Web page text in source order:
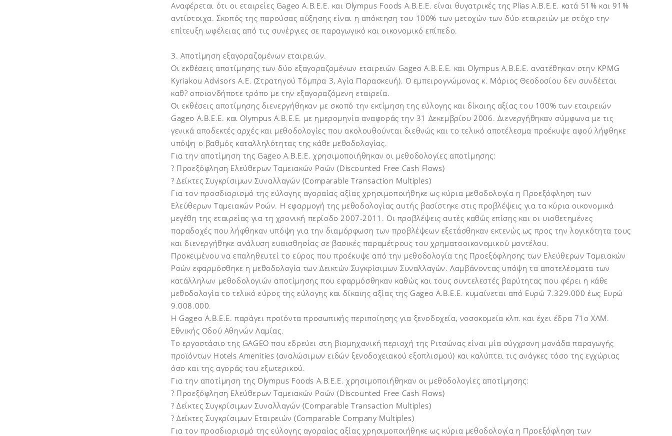
Αναφέρεται ότι οι εταιρείες Gageo A.B.E.E. και Olympus Foods A.B.E.E. είναι θυγατρικές της Plias A.B.E.E. κατά 51% και 91%
αντίστοιχα. Σκοπός της παρούσας αύξησης είναι η απόκτηση του 100% των μετοχών των δύο εταιρειών με στόχο την
επίτευξη ωφέλειας από τις συνέργιες σε παραγωγικό και οικονομικό επίπεδο.
3. Αποτίμηση εξαγοραζομένων εταιρειών.
Οι εκθέσεις αποτίμησης των δύο εξαγοραζομένων εταιρειών Gageo A.B.E.E. και Olympus A.B.E.E. ανατέθηκαν στην KPMG
Kyriakou Advisors A.E. (Στρατηγού Τόμπρα 3, Αγία Παρασκευή). Ο εμπειρογνώμονας κ. Μάριος Θεοδοσίου δεν συνδέεται
καθ? οποιονδήποτε τρόπο με την εξαγοραζόμενη εταιρεία.
Οι εκθέσεις αποτίμησης διενεργήθηκαν με σκοπό την εκτίμηση της εύλογης και δίκαιης αξίας του 100% των εταιρειών
Gageo A.B.E.E. και Olympus Α.Β.Ε.Ε. με ημερομηνία αναφοράς την 31 Δεκεμβρίου 2006. Διενεργήθηκαν σύμφωνα με τις
γενικά αποδεκτές αρχές και μεθοδολογίες που ακολουθούνται διεθνώς και το τελικό αποτέλεσμα προέκυψε αφού λήφθηκε
υπόψη ο βαθμός καταλληλότητας της κάθε μεθοδολογίας.
Για την αποτίμηση της Gageo A.B.E.E. χρησιμοποιήθηκαν οι μεθοδολογίες αποτίμησης:
? Προεξόφληση Ελεύθερων Ταμειακών Ροών (Discounted Free Cash Flows)
? Δείκτες Συγκρίσιμων Συναλλαγών (Comparable Transaction Multiples)
Για τον προσδιορισμό της εύλογης αγοραίας αξίας χρησιμοποιήθηκε ως κύρια μεθοδολογία η Προεξόφληση των
Ελεύθερων Ταμειακών Ροών. Η εφαρμογή της μεθοδολογίας αυτής βασίστηκε στις προβλέψεις για τα κύρια οικονομικά
μεγέθη της εταιρείας για τη χρονική περίοδο 2007-2011. Οι προβλέψεις αυτές καθώς επίσης και οι υιοθετημένες
παραδοχές που λήφθηκαν υπόψη για την διαμόρφωση των προβλέψεων εξετάσθηκαν εκτενώς ως προς την λογικότητα τους
και διενεργήθηκε ανάλυση ευαισθησίας σε βασικές παραμέτρους του χρηματοοικονομικού μοντέλου.
Προκειμένου να επαληθευτεί το εύρος που προέκυψε από την μεθοδολογία της Προεξόφλησης των Ελεύθερων Ταμειακών
Ροών εφαρμόσθηκε η μεθοδολογία των Δεικτών Συγκρίσιμων Συναλλαγών. Λαμβάνοντας υπόψη τα αποτελέσματα των
κατάλληλων μεθοδολογιών αποτίμησης που εφαρμόσθηκαν καθώς και τους συντελεστές βαρύτητας που φέρει η κάθε
μεθοδολογία το τελικό εύρος της εύλογης και δίκαιης αξίας της Gageo A.B.E.E. κυμαίνεται από Ευρώ 7.329.000 έως Ευρώ
9.008.000.
Η Gageo A.B.E.E. παράγει προϊόντα προσωπικής περιποίησης για ξενοδοχεία, νοσοκομεία κλπ. και έχει έδρα 71ο ΧΛΜ.
Εθνικής Οδού Αθηνών Λαμίας.
Το εργοστάσιο της GAGEO που εδρεύει στη βιομηχανική περιοχή της Ριτσώνας είναι μία σύγχρονη μονάδα παραγωγής
προϊόντων Hotels Amenities (αναλώσιμων ειδών ξενοδοχειακού εξοπλισμού) και καλύπτει τις ανάγκες τόσο της εγχώριας
όσο και της αγοράς του εξωτερικού.
Για την αποτίμηση της Olympus Foods A.B.E.E. χρησιμοποιήθηκαν οι μεθοδολογίες αποτίμησης:
? Προεξόφληση Ελεύθερων Ταμειακών Ροών (Discounted Free Cash Flows)
? Δείκτες Συγκρίσιμων Συναλλαγών (Comparable Transaction Multiples)
? Δείκτες Συγκρίσιμων Εταιρειών (Comparable Company Multiples)
Για τον προσδιορισμό της εύλογης αγοραίας αξίας χρησιμοποιήθηκε ως κύρια μεθοδολογία η Προεξόφληση των